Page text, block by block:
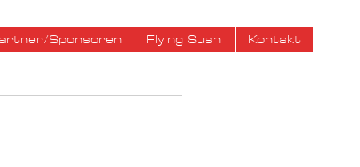
Sponsoren Flying Sushi Kontakt